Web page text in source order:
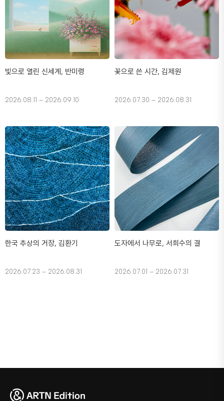
빛으로 열린 신세계, 반미령
2026.08.11 – 2026.09.10
꽃으로 쓴 시간, 김제원
2026.07.30 – 2026.08.31
한국 추상의 거장, 김환기
2026.07.23 – 2026.08.31
도자에서 나무로, 서희수의 결
2026.07.01 – 2026.07.31